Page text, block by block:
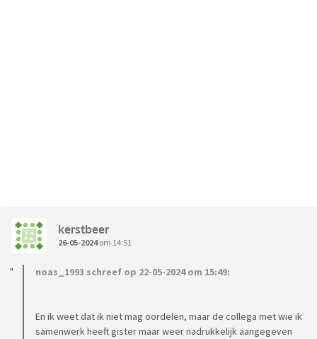
kerstbeer
26-05-2024om 14:51
noas_1993 schreef op 22-05-2024 om 15:49:
En ik weet dat ik niet mag oordelen, maar de collega met wie ik
samenwerk heeft gister maar weer nadrukkelijk aangegeven